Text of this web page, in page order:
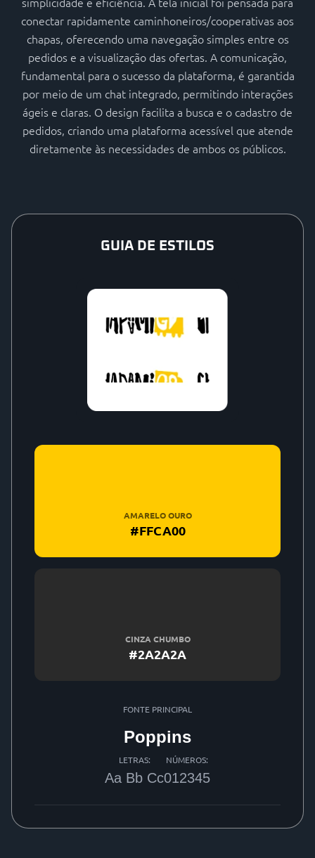
conectar rapidamente caminhoneiros/cooperativas aos
chapas, oferecendo uma navegação simples entre os
pedidos e a visualização das ofertas. A comunicação,
fundamental para o sucesso da plataforma, é garantida
por meio de um chat integrado, permitindo interações
ágeis e claras. O design facilita a busca e o cadastro de
pedidos, criando uma plataforma acessível que atende
diretamente às necessidades de ambos os públicos.
GUIA DE ESTILOS
AMARELO OURO
#FFCA00
CINZA CHUMBO
#2A2A2A
FONTE PRINCIPAL
Poppins
LETRAS:
Aa Bb Cc
NÚMEROS:
012345